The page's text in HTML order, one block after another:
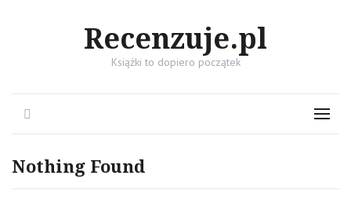
Recenzuje.pl
Książki to dopiero początek
Menu
Nothing Found